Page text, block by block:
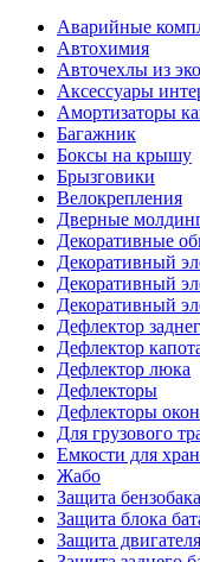
Аварийные
Автохимия
Авточехлы из
Аксессуары
Амортизаторы
Багажник
Боксы на крышу
Брызговики
Велокрепления
Дверные
Декоративные
Декоративный
Декоративный
Декоративный
Дефлектор
Дефлектор
Дефлектор люка
Дефлекторы
Дефлекторы окон
Для грузового
Емкости для
Жабо
Защита бензобака
Защита блока
Защита двигателя